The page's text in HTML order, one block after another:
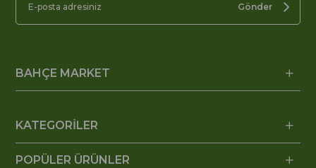
Gönder
BAHÇE MARKET
KATEGORİLER
POPÜLER ÜRÜNLER